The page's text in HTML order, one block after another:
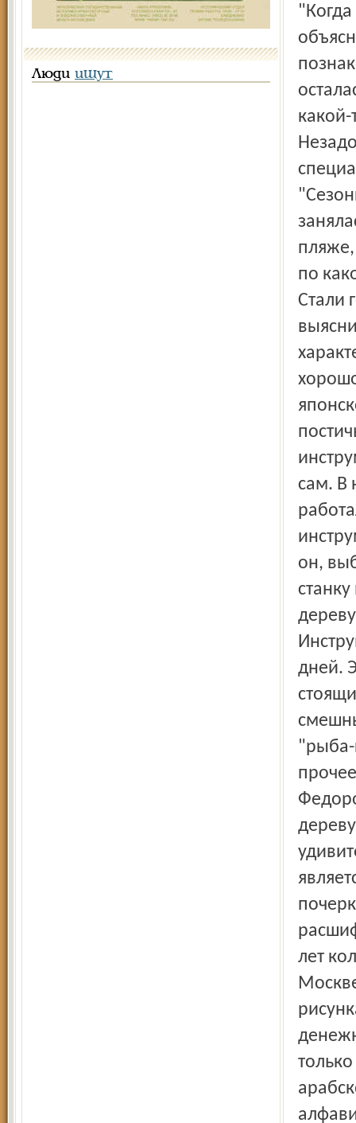
Люди ищут
какой-
пляже,
по
Стали
сам. В
он,
дней.
"рыба-
лет